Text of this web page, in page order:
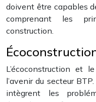
doivent être capables
comprenant les
construction.
L’écoconstruction et
l’avenir du secteur
intègrent les